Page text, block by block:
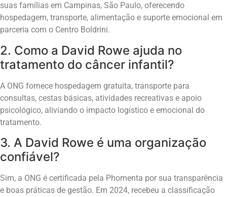
suas famílias em Campinas, São Paulo, oferecendo
hospedagem, transporte, alimentação e suporte emocional em
parceria com o Centro Boldrini.
2. Como a David Rowe ajuda no
tratamento do câncer infantil?
A ONG fornece hospedagem gratuita, transporte para
consultas, cestas básicas, atividades recreativas e apoio
psicológico, aliviando o impacto logístico e emocional do
tratamento.
3. A David Rowe é uma organização
confiável?
Sim, a ONG é certificada pela Phomenta por sua transparência
e boas práticas de gestão. Em 2024, recebeu a classificação